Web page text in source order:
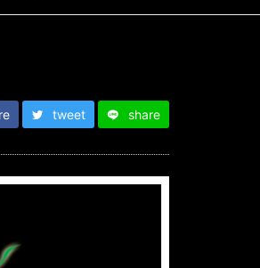
tweet share